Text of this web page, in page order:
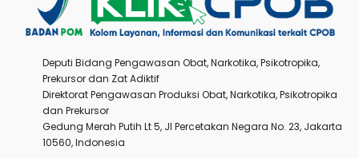
Deputi Bidang Pengawasan Obat, Narkotika, Psikotropika,
Prekursor dan Zat Adiktif
Direktorat Pengawasan Produksi Obat, Narkotika, Psikotropika
dan Prekursor
Gedung Merah Putih Lt 5, Jl Percetakan Negara No. 23, Jakarta
10560, Indonesia